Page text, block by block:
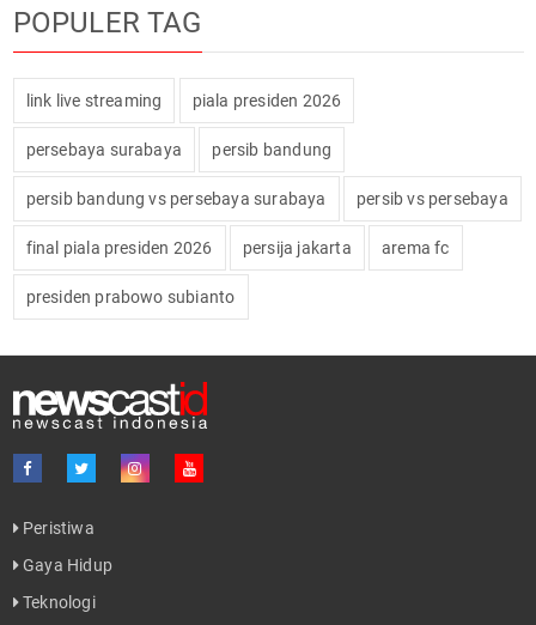
POPULER TAG
link live streaming piala presiden 2026
persebaya surabaya persib bandung
persib bandung vs persebaya surabaya persib vs persebaya
final piala presiden 2026 persija jakarta arema fc
presiden prabowo subianto
Peristiwa
Gaya Hidup
Teknologi